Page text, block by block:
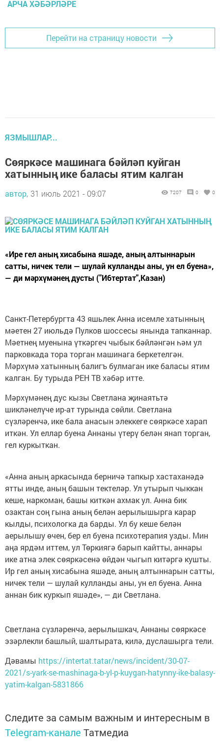
АРЧА ХӘБӘРЛӘРЕ
Перейти на страницу новости
ЯЗМЫШЛАР...
Сөяркәсе машинага бәйләп куйган
хатынның ике баласы ятим калган
автор, 31 июль 2021 - 09:07 7207 0 0
«Ире гел аның хисабына яшәде, аның алтыннарын
сатты, ничек тели — шулай кулланды аны, ун ел буена»,
— ди мәрхүмәнең дусты ("И6тертат",Казан)
Санкт-Петербургта 43 яшьлек Анна исемле хатынның
мәетен 27 июльдә Пулков шоссесы янында тапканнар.
Мәетнең муенына үткәргеч чыбык бәйләнгән һәм ул
парковкада тора торган машинага беркетелгән.
Мәрхүмә хатынның балигъ булмаган ике баласы ятим
калган. Бу турыда РЕН ТВ хәбәр итте.
Мәрхүмәнең дус кызы Светлана җинаятьтә
шикләнелүче ир-ат турында сөйли. Светлана
сүзләренчә, ике бала анасын элеккеге сөяркәсе харап
иткән. Ул еллар буена Аннаны үтерү белән янап торган,
гел куркыткан.
«Анна аның аркасында берничә тапкыр хастаханәдә
ятты инде, аның башын тектеләр. Ул утырып чыккан
кеше, наркоман, башы киткән ахмак ул. Анна бик
озактан соң гына аның белән аерылышырга карар
кылды, психологка да барды. Ул бу кеше белән
аерылышу өчен, бер ел буена психотерапия узды. Мин
аңа ярдәм иттем, ул Төркиягә барып кайтты, аннары
ике атна элек сөяркәсенә өйдән чыгып китәргә кушты.
Ир гел аның хисабына яшәде, аның алтыннарын сатты,
ничек тели — шулай кулланды аны, ун ел буена. Анна
аннан бик куркып яшәде», — ди Светлана.
Светлана сүзләренчә, аерылышкач, Аннаны сөяркәсе
эзәрлекли башлый, шалтырата, килә, дуслашырга тели.
Дәвамы https://intertat.tatar/news/incident/30-07-
2021/s-yark-se-mashinaga-b-yl-p-kuygan-hatynny-ike-balasy-
yatim-kalgan-5831866
Следите за самым важным и интересным в
Telegram-канале Татмедиа